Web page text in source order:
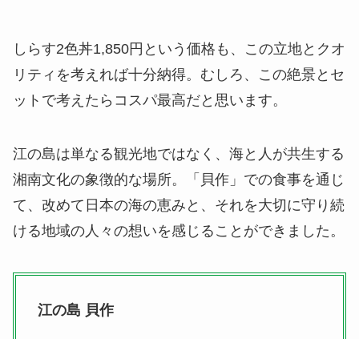
しらす2色丼1,850円という価格も、この立地とクオ
リティを考えれば十分納得。むしろ、この絶景とセ
ットで考えたらコスパ最高だと思います。
江の島は単なる観光地ではなく、海と人が共生する
湘南文化の象徴的な場所。「貝作」での食事を通じ
て、改めて日本の海の恵みと、それを大切に守り続
ける地域の人々の想いを感じることができました。
江の島 貝作